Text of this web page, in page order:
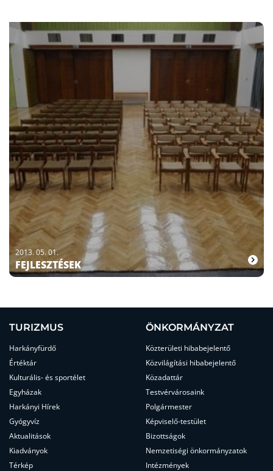
2013. 05. 01.
FEJLESZTÉSEK
TURIZMUS
Harkányfürdő
Értéktár
Kulturális- és sportélet
Egyházak
Harkányi Hírek
Gyógyvíz
Aktualitások
Kiadványok
Térkép
ÖNKORMÁNYZAT
Közterületi hibabejelentő
Közvilágítási hibabejelentő
Közadattár
Testvérvárosaink
Polgármester
Képviselő-testület
Bizottságok
Nemzetiségi önkormányzatok
Intézmények